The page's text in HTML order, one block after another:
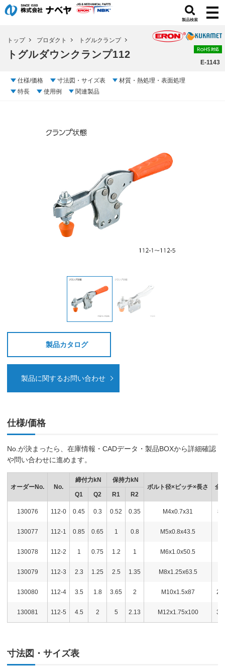
製品検索
トップ プロダクト トグルクランプ
トグルダウンクランプ112
E-1143
仕様/価格 寸法図・サイズ表
材質・熱処理・表面処理
特長
使用例 関連製品
製品カタログ
製品に関するお問い合わせ
仕様/価格
No.が決まったら、在庫情報・CADデータ・製品BOXから詳細確認
や問い合わせに進めます。
オーダーNo. No.
締付力kN
保持力kN
ボルト径×ピッチ×長さ
全
Q1
Q2 R1 R2
130076 112-0 0.45 0.3 0.52 0.35 M4x0.7x31
130077 112-1 0.85 0.65 1 0.8 M5x0.8x43.5
130078 112-2 1 0.75 1.2 1 M6x1.0x50.5
130079 112-3 2.3 1.25 2.5 1.35 M8x1.25x63.5
130080 112-4 3.5 1.8 3.65 2 M10x1.5x87
130081 112-5 4.5 2 5 2.13 M12x1.75x100
寸法図・サイズ表